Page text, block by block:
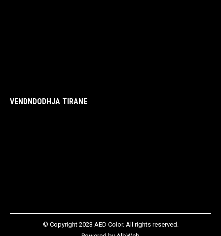
VENDNDODHJA TIRANE
© Copyright 2023 AED Color. All rights reserved.